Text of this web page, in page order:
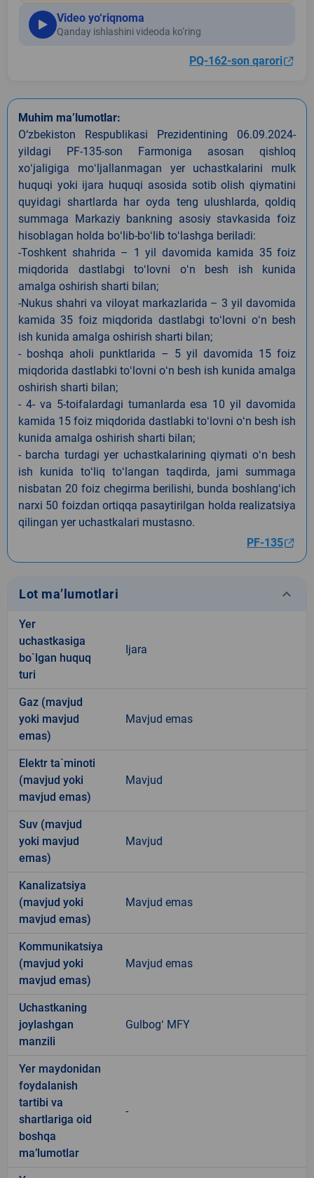
Video yo‘riqnoma
Qanday ishlashini videoda ko‘ring
PQ-162-son qarori
Muhim ma’lumotlar:
O‘zbekiston Respublikasi Prezidentining 06.09.2024-
yildagi PF-135-son Farmoniga asosan qishloq
xoʻjaligiga moʻljallanmagan yer uchastkalarini mulk
huquqi yoki ijara huquqi asosida sotib olish qiymatini
quyidagi shartlarda har oyda teng ulushlarda, qoldiq
summaga Markaziy bankning asosiy stavkasida foiz
hisoblagan holda boʻlib-boʻlib toʻlashga beriladi:
-Toshkent shahrida – 1 yil davomida kamida 35 foiz
miqdorida dastlabgi toʻlovni oʻn besh ish kunida
amalga oshirish sharti bilan;
-Nukus shahri va viloyat markazlarida – 3 yil davomida
kamida 35 foiz miqdorida dastlabgi toʻlovni oʻn besh
ish kunida amalga oshirish sharti bilan;
- boshqa aholi punktlarida – 5 yil davomida 15 foiz
miqdorida dastlabki toʻlovni oʻn besh ish kunida amalga
oshirish sharti bilan;
- 4- va 5-toifalardagi tumanlarda esa 10 yil davomida
kamida 15 foiz miqdorida dastlabki toʻlovni oʻn besh ish
kunida amalga oshirish sharti bilan;
- barcha turdagi yer uchastkalarining qiymati oʻn besh
ish kunida toʻliq toʻlangan taqdirda, jami summaga
nisbatan 20 foiz chegirma berilishi, bunda boshlangʻich
narxi 50 foizdan ortiqqa pasaytirilgan holda realizatsiya
qilingan yer uchastkalari mustasno.
PF-135
Lot ma’lumotlari keyboard_arrow_down
Yer
uchastkasiga
bo`lgan huquq
turi
Ijara
Gaz (mavjud
yoki mavjud
emas)
Mavjud emas
Elektr ta`minoti
(mavjud yoki
mavjud emas)
Mavjud
Suv (mavjud
yoki mavjud
emas)
Mavjud
Kanalizatsiya
(mavjud yoki
mavjud emas)
Mavjud emas
Kommunikatsiya
(mavjud yoki
mavjud emas)
Mavjud emas
Uchastkaning
joylashgan
manzili
Gulbogʻ MFY
Yer maydonidan
foydalanish
tartibi va
shartlariga oid
boshqa
ma’lumotlar
-